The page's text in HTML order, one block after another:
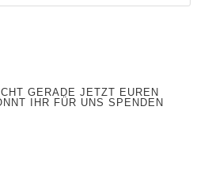
GERADE JETZT EUREN
IHR FÜR UNS SPENDEN